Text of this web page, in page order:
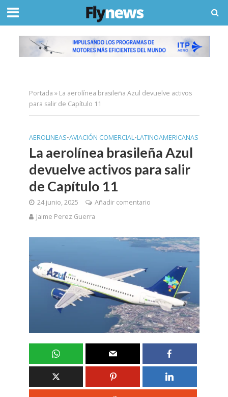
Portada » La aerolínea brasileña Azul devuelve activos
para salir de Capítulo 11
AEROLINEAS•AVIACIÓN COMERCIAL•LATINOAMERICANAS
La aerolínea brasileña Azul
devuelve activos para salir
de Capítulo 11
24 junio, 2025
Añadir comentario
Jaime Perez Guerra